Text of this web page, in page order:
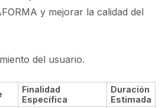
y mejorar la calidad del
del usuario.
Finalidad
Específica
Duración
Estimada